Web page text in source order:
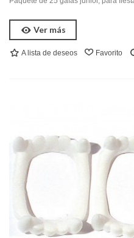
Ver más
A lista de deseos Favorito